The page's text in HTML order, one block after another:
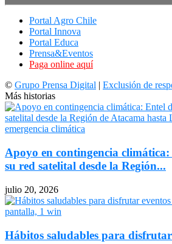
Portal Agro Chile
Portal Innova
Portal Educa
Prensa&Eventos
Paga online aquí
© Grupo Prensa Digital | Exclusión de
Más historias
Apoyo en contingencia
su red satelital desde la Región...
julio 20, 2026
Hábitos saludables para